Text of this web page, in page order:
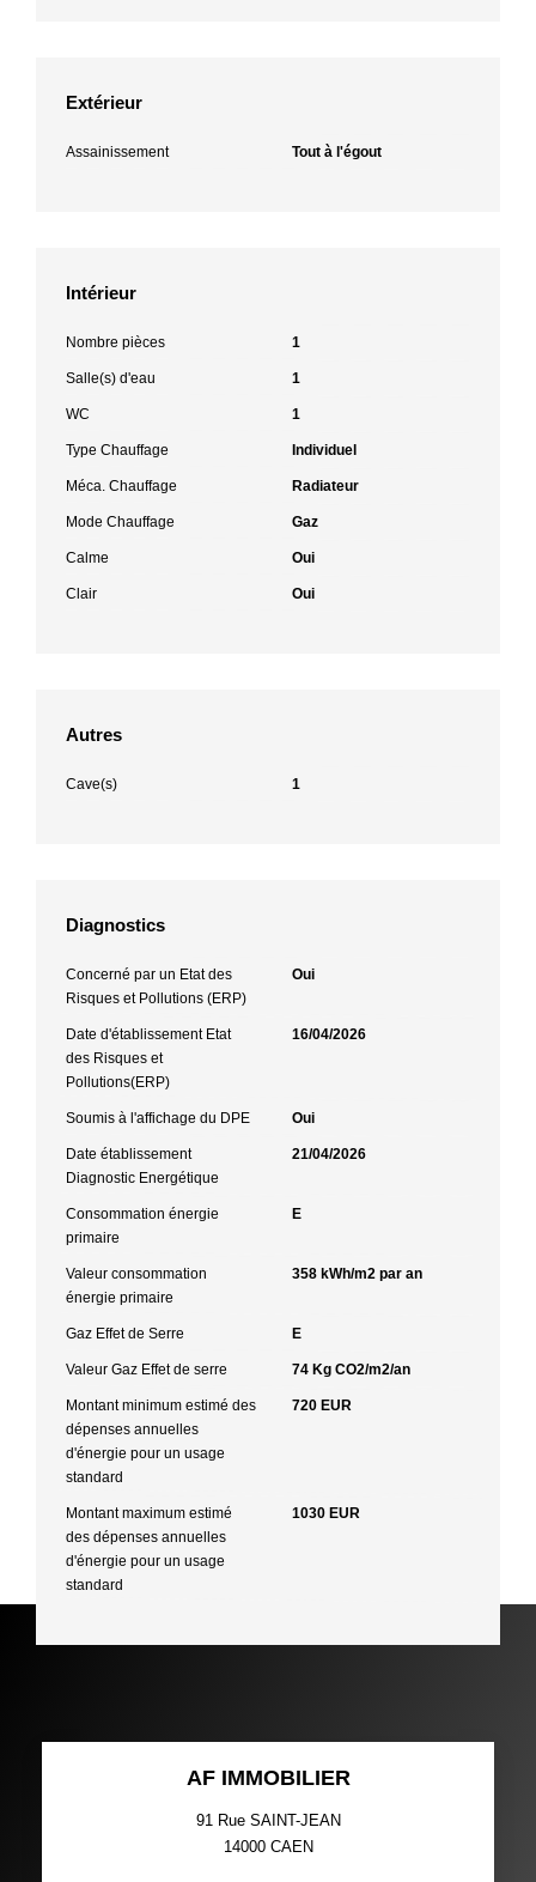
Extérieur
Assainissement Tout à l'égout
Intérieur
Nombre pièces 1
Salle(s) d'eau 1
WC 1
Type Chauffage Individuel
Méca. Chauffage Radiateur
Mode Chauffage Gaz
Calme Oui
Clair Oui
Autres
Cave(s) 1
Diagnostics
Concerné par un Etat des
Risques et Pollutions (ERP)
Oui
Date d'établissement Etat
des Risques et
Pollutions(ERP)
16/04/2026
Soumis à l'affichage du DPE Oui
Date établissement
Diagnostic Energétique
21/04/2026
Consommation énergie
primaire
E
Valeur consommation
énergie primaire
358 kWh/m2 par an
Gaz Effet de Serre E
Valeur Gaz Effet de serre 74 Kg CO2/m2/an
Montant minimum estimé des
dépenses annuelles
d'énergie pour un usage
standard
720 EUR
Montant maximum estimé
des dépenses annuelles
d'énergie pour un usage
standard
1030 EUR
AF IMMOBILIER
91 Rue SAINT-JEAN
14000 CAEN